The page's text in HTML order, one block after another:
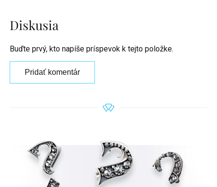
Diskusia
Buďte prvý, kto napíše príspevok k tejto položke.
Pridať komentár